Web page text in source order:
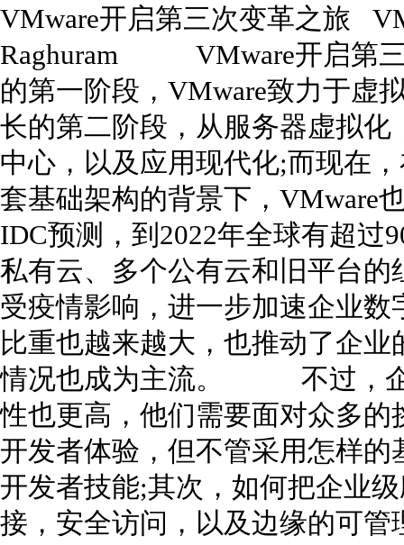
VMware开启第三次变革之旅
Raghuram VMware开启第
的第一阶段，VMware致力于虚
长的第二阶段，从服务器虚拟
中心，以及应用现代化;而现在
套基础架构的背景下，
IDC预测，到2022年全球有超过
私有云、多个公有云和旧平
受疫情影响，进一步加速企业
比重也越来越大，也推动了企
情况也成为主流。 不过，企
性也更高，他们需要面对众多
开发者体验，但不管采用怎样
开发者技能;其次，如何把企业
接，安全访问，以及边缘的